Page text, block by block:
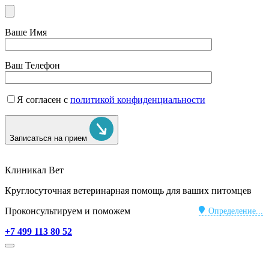
Ваше Имя
Ваш Телефон
Я согласен с политикой конфиденциальности
Записаться на прием
Клиникал Вет
Круглосуточная ветеринарная помощь для ваших питомцев
Определение...
Проконсультируем и поможем
+7 499 113 80 52